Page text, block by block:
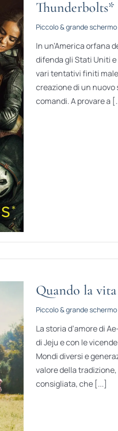
Thunderbolts*
Piccolo & grande schermo
In un’America orfana
difenda gli Stati Uniti
vari tentativi finiti
creazione di un nuovo
comandi. A provare a
Quando la
Piccolo & grande schermo
La storia d’amore di
di Jeju e con le
Mondi diversi e
valore della
consigliata, che [...]